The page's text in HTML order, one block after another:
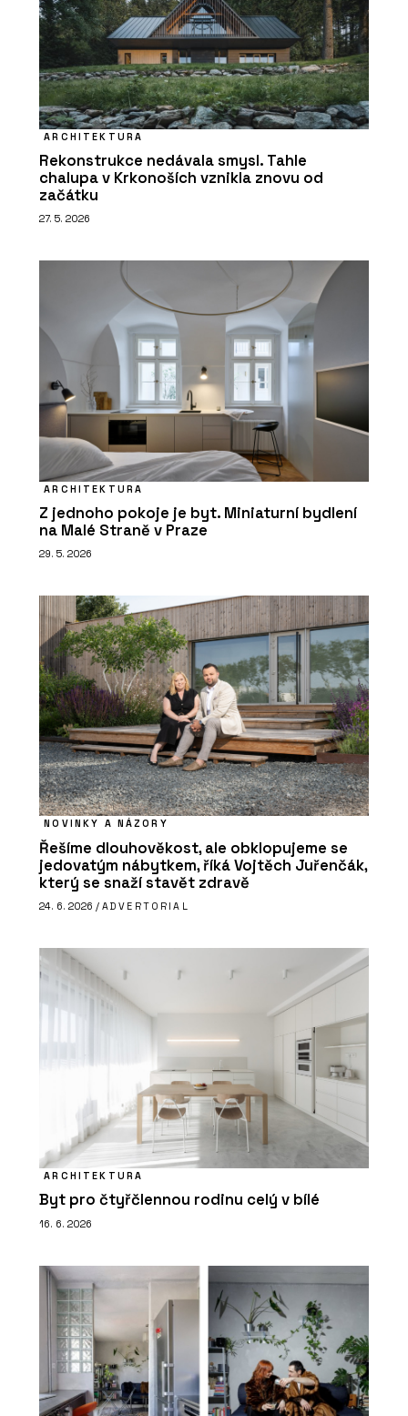
ARCHITEKTURA
Rekonstrukce nedávala smysl. Tahle
chalupa v Krkonoších vznikla znovu od
začátku
27. 5. 2026
ARCHITEKTURA
Z jednoho pokoje je byt. Miniaturní bydlení
na Malé Straně v Praze
29. 5. 2026
NOVINKY A NÁZORY
Řešíme dlouhověkost, ale obklopujeme se
jedovatým nábytkem, říká Vojtěch Juřenčák,
který se snaží stavět zdravě
24. 6. 2026 / ADVERTORIAL
ARCHITEKTURA
Byt pro čtyřčlennou rodinu celý v bílé
16. 6. 2026